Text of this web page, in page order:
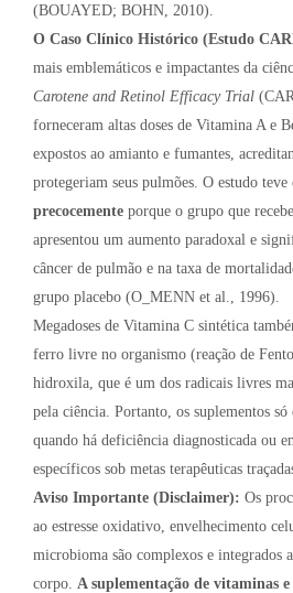
(BOUAYED; BOHN, 2010).
O Caso Clínico Histórico (Estudo
mais emblemáticos e impactantes da
Carotene and Retinol Efficacy Trial
forneceram altas doses de Vitamina A e
expostos ao amianto e fumantes,
protegeriam seus pulmões. O estudo teve
precocemente porque o grupo que
apresentou um aumento paradoxal e
câncer de pulmão e na taxa de
grupo placebo (O_MENN et al., 1996).
Megadoses de Vitamina C sintética
ferro livre no organismo (reação de
hidroxila, que é um dos radicais livres
pela ciência. Portanto, os suplementos
quando há deficiência diagnosticada ou
específicos sob metas terapêuticas
Aviso Importante (Disclaimer): Os
ao estresse oxidativo, envelhecimento
microbioma são complexos e integrados
corpo. A suplementação de vitaminas